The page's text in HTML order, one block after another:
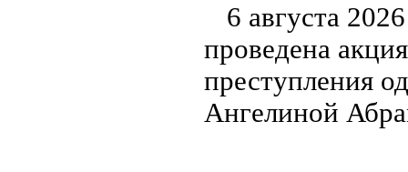
6 августа
проведена
преступления
Ангелиной